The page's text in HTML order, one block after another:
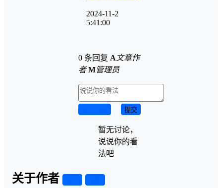
2024-11-2
5:41:00
0 条回复 A 文章作
者 M管理员
提交
暂无讨论，
说说你的看
法吧
关于作者